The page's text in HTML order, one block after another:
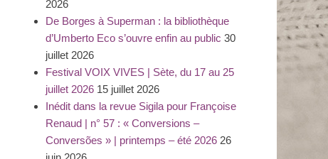
2026
De Borges à Superman : la bibliothèque
d’Umberto Eco s’ouvre enfin au public 30
juillet 2026
Festival VOIX VIVES | Sète, du 17 au 25
juillet 2026 15 juillet 2026
Inédit dans la revue Sigila pour Françoise
Renaud | n° 57 : « Conversions –
Conversões » | printemps – été 2026 26